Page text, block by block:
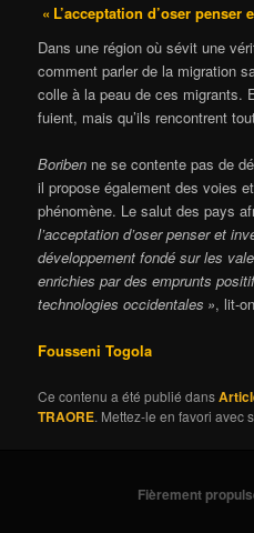
« L’acceptation d’oser penser
Dans une région où sévit une
comment parler de la migration
colle à la peau de ces migrants.
fuient, mais qu’ils rencontrent
Boriben ne se contente pas de
il propose également des voies
phénomène. Le salut des pays
l’acceptation d’oser penser et
développement fondé sur les
enrichies par des emprunts
technologies occidentales », lit-
Fousseni Togola
Ce contenu a été publié dans
TRAORE. Mettez-le en favori avec
Fièrement